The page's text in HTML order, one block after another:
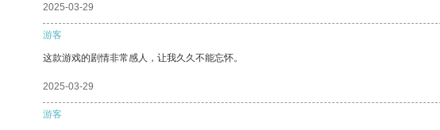
2025-03-29
游客
这款游戏的剧情非常感人，让我久久不能忘怀。
2025-03-29
游客